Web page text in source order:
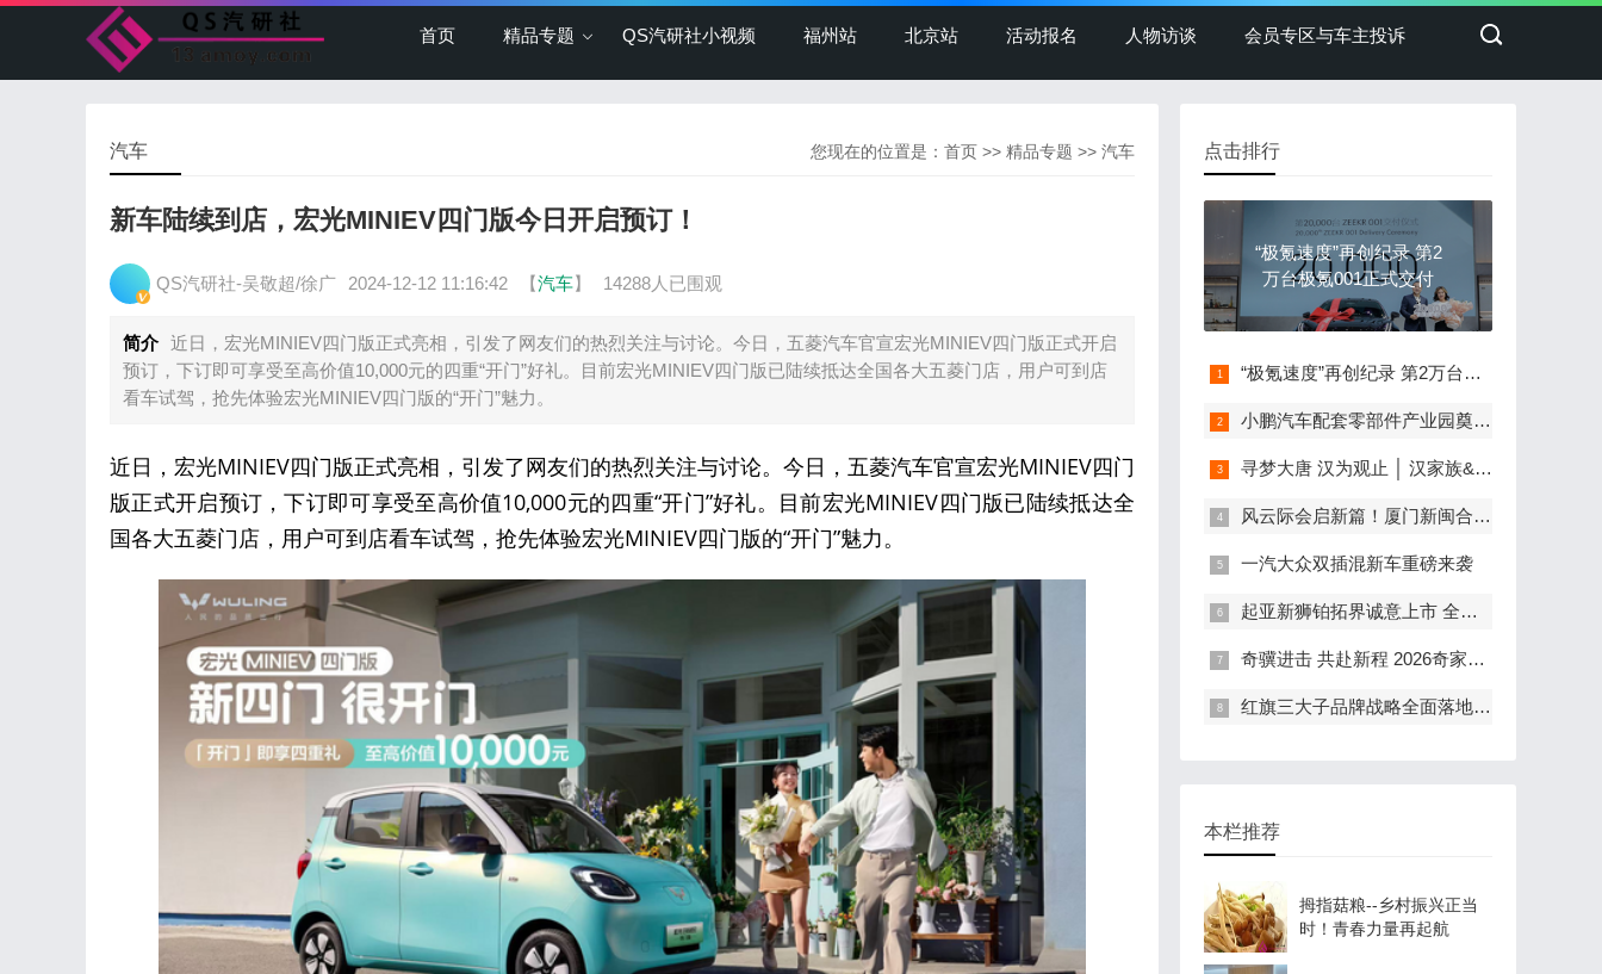
首页 精品专题 QS汽研社小视频 福州站 北京站 活动报名 人物访谈 会员专区与车主投诉
您现在的位置是： 首页 >> 精品专题 >> 汽车
汽车
新车陆续到店，宏光MINIEV四门版今日开启预订！
QS汽研社-吴敬超/徐广 2024-12-12 11:16:42 【汽车】 14288人已围观
简介 近日，宏光MINIEV四门版正式亮相，引发了网友们的热烈关注与讨论。今日，五菱汽车官宣宏光MINIEV四门版正式开启
预订，下订即可享受至高价值10,000元的四重“开门”好礼。目前宏光MINIEV四门版已陆续抵达全国各大五菱门店，用户可到店
看车试驾，抢先体验宏光MINIEV四门版的“开门”魅力。
近日，宏光MINIEV四门版正式亮相，引发了网友们的热烈关注与讨论。今日，五菱汽车官宣宏光MINIEV四门
版正式开启预订，下订即可享受至高价值10,000元的四重“开门”好礼。目前宏光MINIEV四门版已陆续抵达全
国各大五菱门店，用户可到店看车试驾，抢先体验宏光MINIEV四门版的“开门”魅力。
点击排行
“极氪速度”再创纪录 第2
万台极氪001正式交付
“极氪速度”再创纪录 第2万台极氪001正式交付
小鹏汽车配套零部件产业园奠基，打造世界级新能源智能汽车集群
寻梦大唐 汉为观止 │ 汉家族&2022款唐EV新车上市发布会，敬请期待！
风云际会启新篇！厦门新闽合奇瑞风云体验中心盛大开业
一汽大众双插混新车重磅来袭
起亚新狮铂拓界诚意上市 全国统一“焕新一口价”10.99万元起
奇骥进击 共赴新程 2026奇家宴在福州盛大举行
红旗三大子品牌战略全面落地 豪华出行生态进阶新篇章
本栏推荐
拇指菇粮--乡村振兴正当
时！青春力量再起航